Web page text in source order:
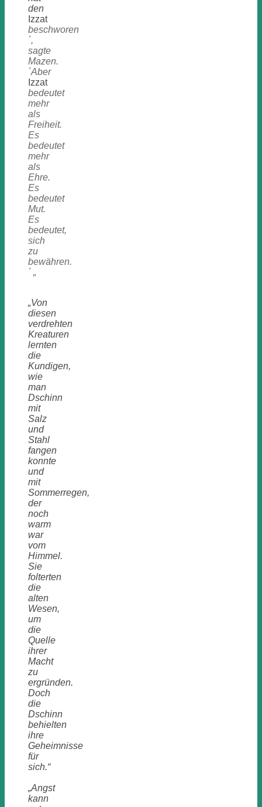
den
Izzat
beschworen
´,
sagte
Mazen.
´Aber
Izzat
bedeutet
mehr
als
Freiheit.
Es
bedeutet
mehr
als
Ehre.
Es
bedeutet
Mut.
Es
bedeutet,
sich
zu
bewähren.
´ „
„Von
diesen
verdrehten
Kreaturen
lernten
die
Kundigen,
wie
man
Dschinn
mit
Salz
und
Stahl
fangen
konnte
und
mit
Sommerregen,
der
noch
warm
war
vom
Himmel.
Sie
folterten
die
alten
Wesen,
um
die
Quelle
ihrer
Macht
zu
ergründen.
Doch
die
Dschinn
behielten
ihre
Geheimnisse
für
sich.“
„Angst
kann